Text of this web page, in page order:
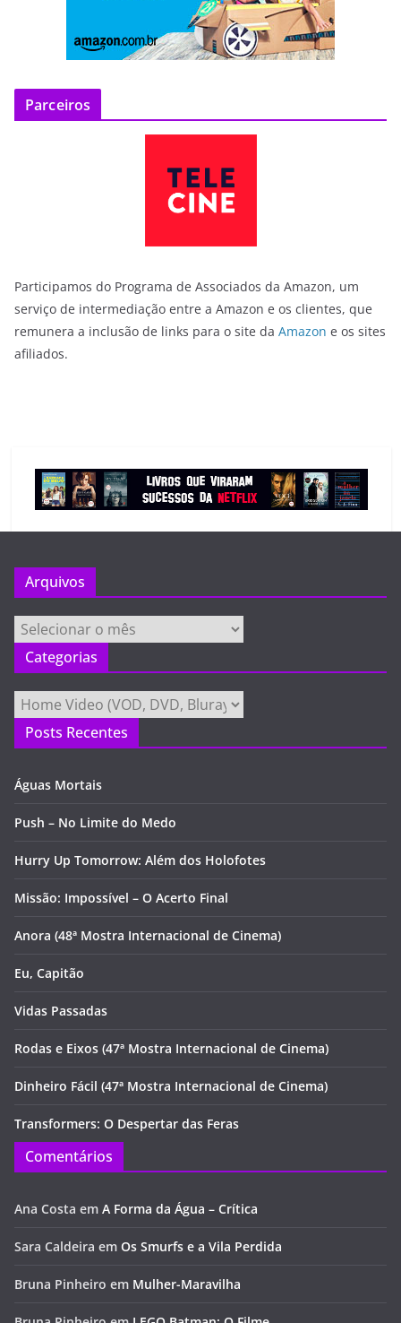
Parceiros
Participamos do Programa de Associados da Amazon, um
serviço de intermediação entre a Amazon e os clientes, que
remunera a inclusão de links para o site da Amazon e os sites
afiliados.
Arquivos
Arquivos
Categorias
Categorias
Posts Recentes
Águas Mortais
Push – No Limite do Medo
Hurry Up Tomorrow: Além dos Holofotes
Missão: Impossível – O Acerto Final
Anora (48ª Mostra Internacional de Cinema)
Eu, Capitão
Vidas Passadas
Rodas e Eixos (47ª Mostra Internacional de Cinema)
Dinheiro Fácil (47ª Mostra Internacional de Cinema)
Transformers: O Despertar das Feras
Comentários
Ana Costa em A Forma da Água – Crítica
Sara Caldeira em Os Smurfs e a Vila Perdida
Bruna Pinheiro em Mulher-Maravilha